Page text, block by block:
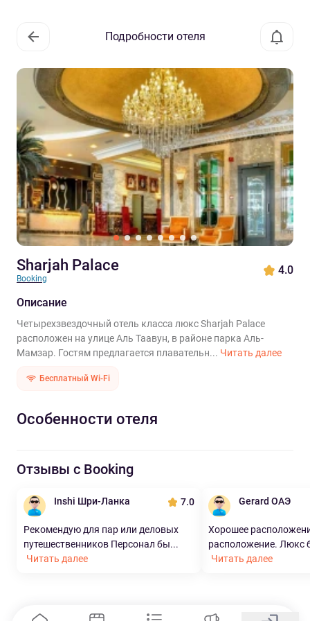
Подробности отеля
Sharjah Palace
Booking
4.0
Описание
Четырехзвездочный отель класса люкс Sharjah Palace
расположен на улице Аль Таавун, в районе парка Аль-
Мамзар. Гостям предлагается плавательн... Читать далее
Бесплатный Wi-Fi
Особенности отеля
Отзывы с Booking
Inshi Шри-Ланка 7.0
Рекомендую для пар или деловых
путешественников Персонал бы...
Читать далее
Gerard ОАЭ
Хорошее
расположение. Люкс
Читать далее